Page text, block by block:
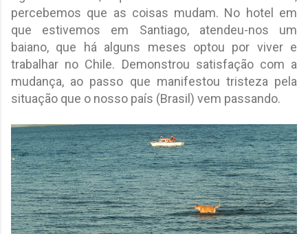
percebemos que as coisas mudam. No hotel em
que estivemos em Santiago, atendeu-nos um
baiano, que há alguns meses optou por viver e
trabalhar no Chile. Demonstrou satisfação com a
mudança, ao passo que manifestou tristeza pela
situação que o nosso país (Brasil) vem passando.